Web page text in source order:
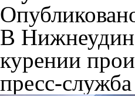
В
курении
пресс-